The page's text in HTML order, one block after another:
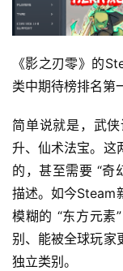
《影之刃零》的
类中期待榜排名第
简单说就是，武
升、仙术法宝。这
的，甚至需要 “奇
描述。如今Steam
模糊的 “东方元素
别、能被全球玩家
独立类别。